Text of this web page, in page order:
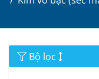
Bộ lọc